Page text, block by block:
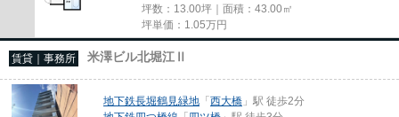
坪数：13.00坪｜面積：43.00㎡
坪単価： 1.05万円
賃貸｜事務所 米澤ビル北堀江Ⅱ
地下鉄長堀鶴見緑地 「西大橋 」駅 徒歩2分